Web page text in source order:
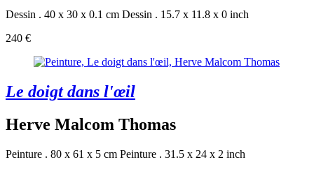
Dessin . 40 x 30 x 0.1 cm Dessin . 15.7 x 11.8 x 0 inch
240 €
Le doigt dans l'œil
Herve Malcom Thomas
Peinture . 80 x 61 x 5 cm Peinture . 31.5 x 24 x 2 inch